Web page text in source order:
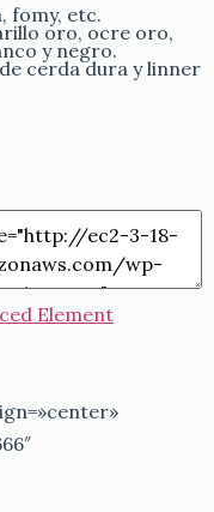
fomy, etc.
oro, ocre oro,
y negro.
cerda dura y linner
Element